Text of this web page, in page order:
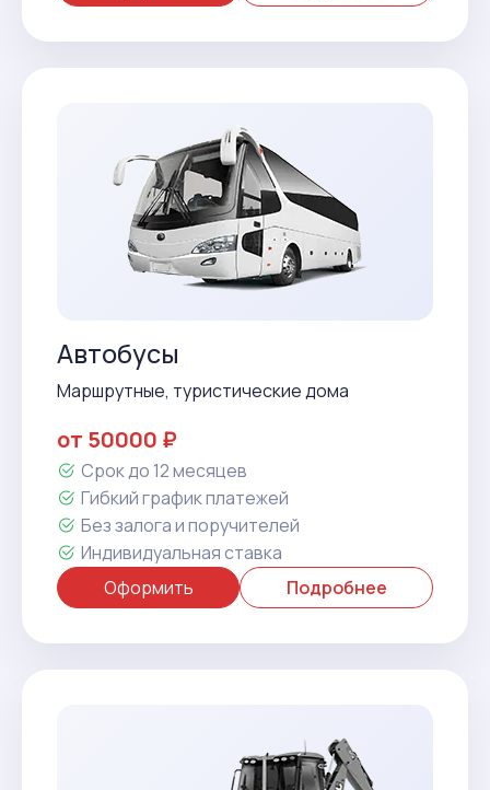
Автобусы
Маршрутные, туристические дома
от 50000 ₽
Срок до 12 месяцев
Гибкий график платежей
Без залога и поручителей
Индивидуальная ставка
Оформить
Подробнее